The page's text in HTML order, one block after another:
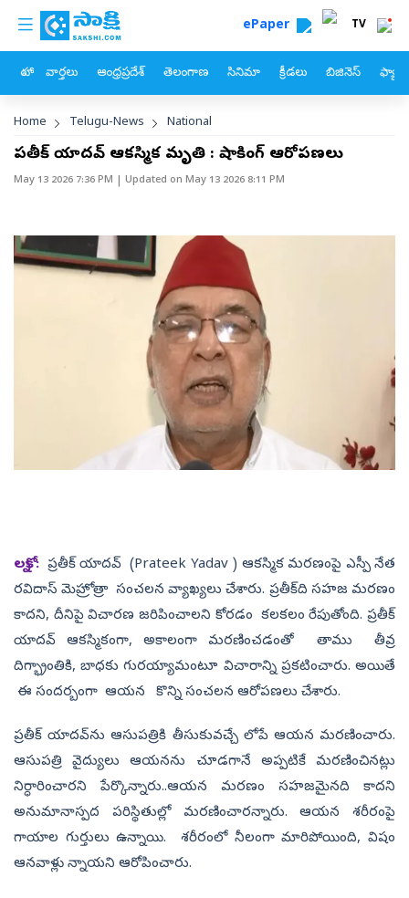
Skip to main content
custom menu ePaper TV
హోం వార్తలు ఆంధ్రప్రదేశ్ తెలంగాణ సినిమా క్రీడలు బిజినెస్
Breadcrumb
Home Telugu-News National
ప్రతీక్‌ యాదవ్‌ ఆకస్మిక మృతి : షాకింగ్‌ ఆరోపణలు
May 13 2026 7:36 PM | Updated on May 13 2026 8:11 PM
లక్నో : ప్రతీక్ యాదవ్ (Prateek Yadav ) ఆకస్మిక మరణంపై ఎస్పీ నేత
రవిదాస్ మెహ్రోత్రా సంచలన వ్యాఖ్యలు చేశారు. ప్రతీక్‌ది సహజ మరణం
కాదని, దీనిపై విచారణ జరిపించాలని కోరడం కలకలం రేపుతోంది. ప్రతీక్
యాదవ్ ఆకస్మికంగా, అకాలంగా మరణించడంతో తాము తీవ్ర
దిగ్భ్రాంతికి, బాధకు గురయ్యామంటూ విచారాన్ని ప్రకటించారు. అయితే
ఈ సందర్బంగా ఆయన కొన్ని సంచలన ఆరోపణలు చేశారు.
ప్రతీక్ యాదవ్‌ను ఆసుపత్రికి తీసుకువచ్చే లోపే ఆయన మరణించారు.
ఆసుపత్రి వైద్యులు ఆయనను చూడగానే అప్పటికే మరణించినట్లు
నిర్ధారించారని పేర్కొన్నారు..ఆయన మరణం సహజమైనది కాదని
అనుమానాస్పద పరిస్థితుల్లో మరణించారన్నారు. ఆయన శరీరంపై
గాయాల గుర్తులు ఉన్నాయి. శరీరంలో నీలంగా మారిపోయింది, విషం
ఆనవాళ్లు న్నాయని ఆరోపించారు.